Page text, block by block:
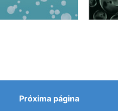
Próxima página